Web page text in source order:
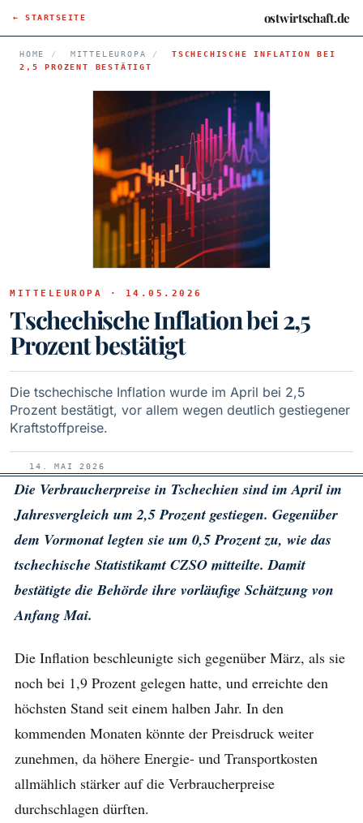
← STARTSEITE ostwirtschaft.de
HOME / MITTELEUROPA /
TSCHECHISCHE INFLATION BEI
2,5 PROZENT BESTÄTIGT
MITTELEUROPA · 14.05.2026
Tschechische Inflation bei 2,5
Prozent bestätigt
Die tschechische Inflation wurde im April bei 2,5
Prozent bestätigt, vor allem wegen deutlich gestiegener
Kraftstoffpreise.
14. MAI 2026
Die Verbraucherpreise in Tschechien sind im April im
Jahresvergleich um 2,5 Prozent gestiegen. Gegenüber
dem Vormonat legten sie um 0,5 Prozent zu, wie das
tschechische Statistikamt CZSO mitteilte. Damit
bestätigte die Behörde ihre vorläufige Schätzung von
Anfang Mai.
Die Inflation beschleunigte sich gegenüber März, als sie
noch bei 1,9 Prozent gelegen hatte, und erreichte den
höchsten Stand seit einem halben Jahr. In den
kommenden Monaten könnte der Preisdruck weiter
zunehmen, da höhere Energie- und Transportkosten
allmählich stärker auf die Verbraucherpreise
durchschlagen dürften.